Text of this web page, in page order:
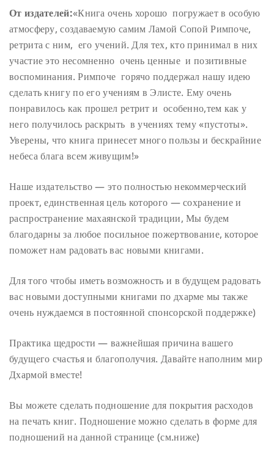
От издателей:«Книга очень хорошо ​ погружает в особую
атмосферу, создаваемую самим Ламой Сопой Римпоче,
ретрита с ним, ​ его учений. Для тех, кто принимал в них
участие это несомненно ​ очень ценные ​ и позитивные
воспоминания. Римпоче ​ горячо поддержал нашу идею
сделать книгу по его учениям в Элисте. Ему очень
понравилось как прошел ретрит и ​ особенно,тем как у
него получилось раскрыть ​ в учениях тему «пустоты».
Уверены, что книга принесет много пользы и бескрайние
небеса блага всем живущим!»
Наше издательство — это полностью некоммерческий
проект, единственная цель которого — сохранение и
распространение махаянской традиции, Мы будем
благодарны за любое посильное пожертвование, которое
поможет нам радовать вас новыми книгами.
Для того чтобы иметь возможность и в будущем радовать
вас новыми доступными книгами по дхарме мы также
очень нуждаемся в постоянной спонсорской поддержке)
Практика щедрости — важнейшая причина вашего
будущего счастья и благополучия. Давайте наполним мир
Дхармой вместе!
Вы можете сделать подношение для покрытия расходов
на печать книг. Подношение можно сделать в форме для
подношений на данной странице (см.ниже)